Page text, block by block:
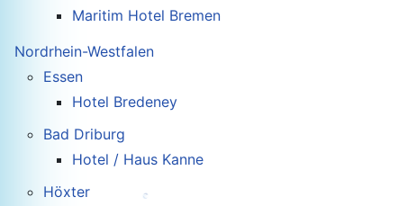
Maritim Hotel Bremen
Nordrhein-Westfalen
Essen
Hotel Bredeney
Bad Driburg
Hotel / Haus Kanne
Höxter